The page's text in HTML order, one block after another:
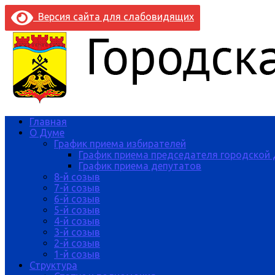
Версия сайта для слабовидящих
Главная
О Думе
График приема избирателей
График приема председателя
График приема депутатов
8-й созыв
7-й созыв
6-й созыв
5-й созыв
4-й созыв
3-й созыв
2-й созыв
1-й созыв
Структура